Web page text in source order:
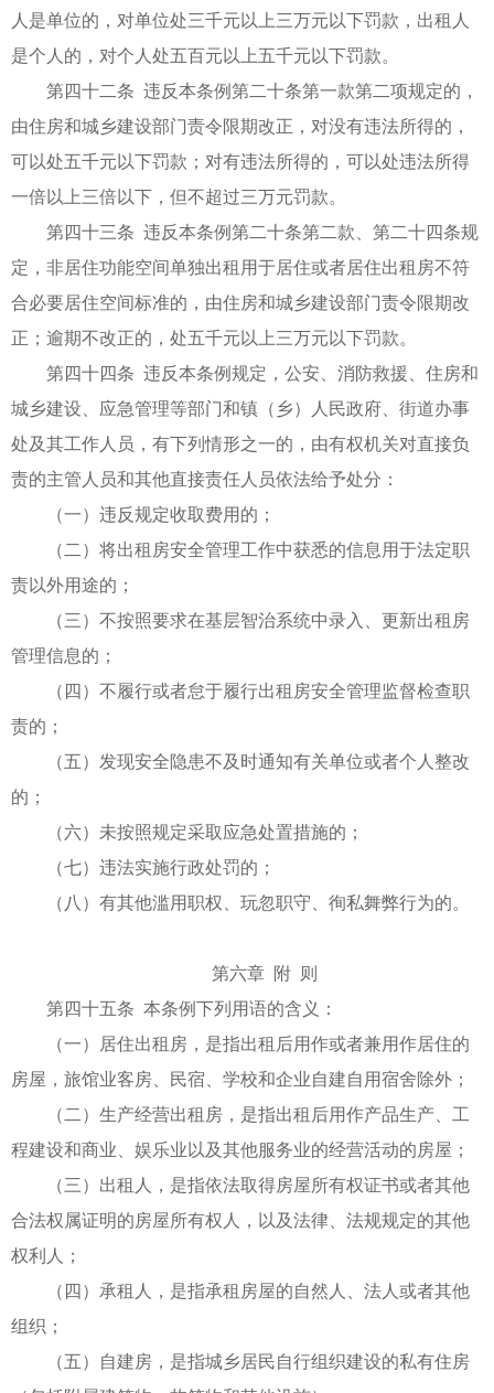
人是单位的，对单位处三千元以上三万元以下罚款，出租人
是个人的，对个人处五百元以上五千元以下罚款。
第四十二条 违反本条例第二十条第一款第二项规定的，
由住房和城乡建设部门责令限期改正，对没有违法所得的，
可以处五千元以下罚款；对有违法所得的，可以处违法所得
一倍以上三倍以下，但不超过三万元罚款。
第四十三条 违反本条例第二十条第二款、第二十四条规
定，非居住功能空间单独出租用于居住或者居住出租房不符
合必要居住空间标准的，由住房和城乡建设部门责令限期改
正；逾期不改正的，处五千元以上三万元以下罚款。
第四十四条 违反本条例规定，公安、消防救援、住房和
城乡建设、应急管理等部门和镇（乡）人民政府、街道办事
处及其工作人员，有下列情形之一的，由有权机关对直接负
责的主管人员和其他直接责任人员依法给予处分：
（一）违反规定收取费用的；
（二）将出租房安全管理工作中获悉的信息用于法定职
责以外用途的；
（三）不按照要求在基层智治系统中录入、更新出租房
管理信息的；
（四）不履行或者怠于履行出租房安全管理监督检查职
责的；
（五）发现安全隐患不及时通知有关单位或者个人整改
的；
（六）未按照规定采取应急处置措施的；
（七）违法实施行政处罚的；
（八）有其他滥用职权、玩忽职守、徇私舞弊行为的。
第六章 附 则
第四十五条 本条例下列用语的含义：
（一）居住出租房，是指出租后用作或者兼用作居住的
房屋，旅馆业客房、民宿、学校和企业自建自用宿舍除外；
（二）生产经营出租房，是指出租后用作产品生产、工
程建设和商业、娱乐业以及其他服务业的经营活动的房屋；
（三）出租人，是指依法取得房屋所有权证书或者其他
合法权属证明的房屋所有权人，以及法律、法规规定的其他
权利人；
（四）承租人，是指承租房屋的自然人、法人或者其他
组织；
（五）自建房，是指城乡居民自行组织建设的私有住房